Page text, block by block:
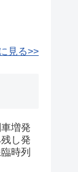
見る>>
増発
し発
時列